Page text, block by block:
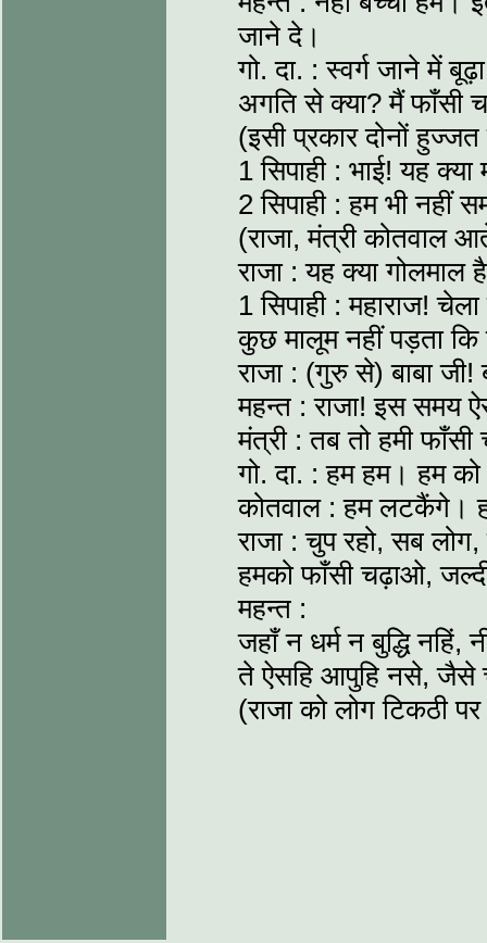
जाने दे।
गो. दा. : स्वर्ग जाने में
अगति से क्या? मैं फाँसी
(इसी प्रकार दोनों
1 सिपाही : भाई! यह
2 सिपाही : हम भी
(राजा, मंत्री कोतवाल
राजा : यह क्या गोलमाल
1 सिपाही : महाराज!
कुछ मालूम नहीं पड़ता कि
राजा : (गुरु से) बाबा
महन्त : राजा! इस समय
मंत्री : तब तो हमी
गो. दा. : हम हम। हम
कोतवाल : हम लटकैंगे।
राजा : चुप रहो, सब
हमको फाँसी चढ़ाओ,
महन्त :
जहाँ न धर्म न बुद्धि
ते ऐसहि आपुहि नसे, जैसे
(राजा को लोग टिकठी